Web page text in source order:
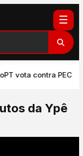
☰
PT vota contra PEC
da Ypê